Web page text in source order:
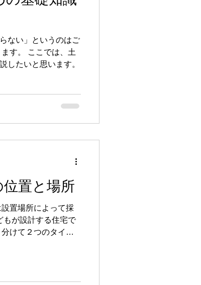
ない」というのはご
す。 ここでは、土
したいと思います。
置と場所
置場所によって採
もが設計する住宅で
けて２つのタイプ
窓）の位置と大き